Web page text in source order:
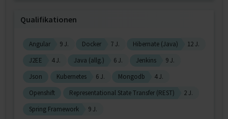
Qualifikationen
Angular 9 J. Docker 7 J. Hibernate (Java)
12 J.
J2EE
4 J. Java (allg.) 6 J. Jenkins
9 J.
Json
Kubernetes 6 J. Mongodb
4 J.
Openshift
Representational State Transfer (REST)
2 J.
Spring Framework
9 J.